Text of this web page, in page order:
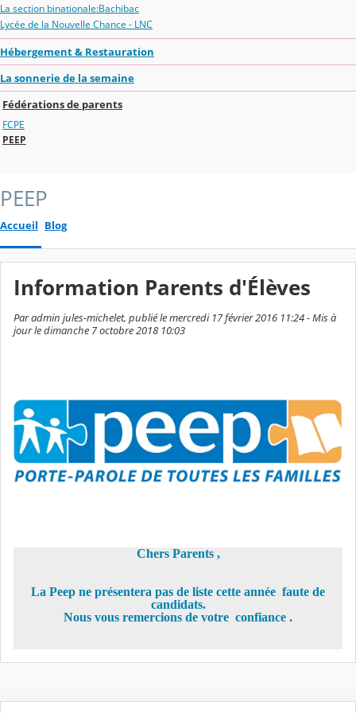
La section binationale:Bachibac
Lycée de la Nouvelle Chance - LNC
Hébergement & Restauration
La sonnerie de la semaine
Fédérations de parents
FCPE
PEEP
PEEP
Accueil Blog
Information Parents d'Élèves
Par admin jules-michelet, publié le mercredi 17 février 2016 11:24 - Mis à
jour le dimanche 7 octobre 2018 10:03
Chers Parents ,
La Peep ne présentera pas de liste cette année faute de
candidats.
Nous vous remercions de votre confiance .